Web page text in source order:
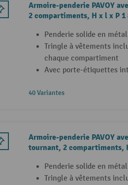
Armoire-penderie PAVOY
2 compartiments, H x l x P 1
Penderie solide en métal
Tringle à vêtements
chaque compartiment
Avec porte-étiquettes
40 Variantes
Armoire-penderie PAVOY
tournant, 2 compartiments,
Penderie solide en métal
Tringle à vêtements